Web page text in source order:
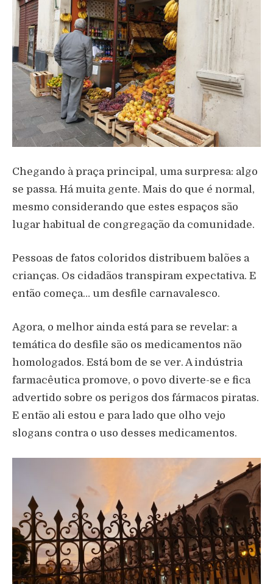
Chegando à praça principal, uma surpresa: algo
se passa. Há muita gente. Mais do que é normal,
mesmo considerando que estes espaços são
lugar habitual de congregação da comunidade.
Pessoas de fatos coloridos distribuem balões a
crianças. Os cidadãos transpiram expectativa. E
então começa… um desfile carnavalesco.
Agora, o melhor ainda está para se revelar: a
temática do desfile são os medicamentos não
homologados. Está bom de se ver. A indústria
farmacêutica promove, o povo diverte-se e fica
advertido sobre os perigos dos fármacos piratas.
E então ali estou e para lado que olho vejo
slogans contra o uso desses medicamentos.